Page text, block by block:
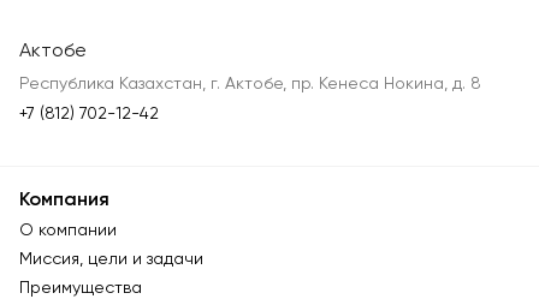
Актобе
Республика Казахстан, г. Актобе, пр. Кенеса Нокина, д. 8
+7 (812) 702-12-42
Компания
О компании
Миссия, цели и задачи
Преимущества